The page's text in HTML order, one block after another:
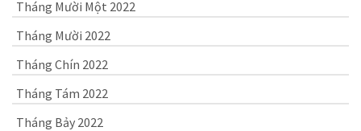
Tháng Mười Một 2022
Tháng Mười 2022
Tháng Chín 2022
Tháng Tám 2022
Tháng Bảy 2022